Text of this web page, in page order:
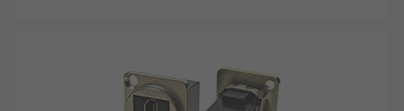
比較しながら、用途に合った構成を整えることが重